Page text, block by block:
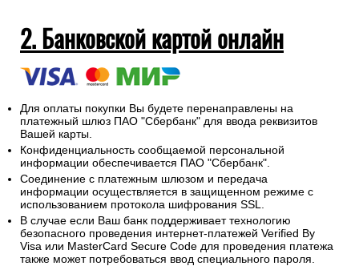
2. Банковской картой онлайн
Для оплаты покупки Вы будете перенаправлены на
платежный шлюз ПАО "Сбербанк" для ввода реквизитов
Вашей карты.
Конфиденциальность сообщаемой персональной
информации обеспечивается ПАО "Сбербанк".
Соединение с платежным шлюзом и передача
информации осуществляется в защищенном режиме с
использованием протокола шифрования SSL.
В случае если Ваш банк поддерживает технологию
безопасного проведения интернет-платежей Verified By
Visa или MasterCard Secure Code для проведения платежа
также может потребоваться ввод специального пароля.